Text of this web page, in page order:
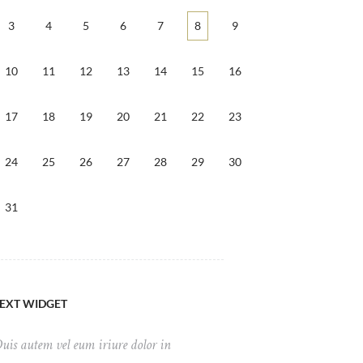
3 4 5 6 7 8 9
10 11 12 13 14 15 16
17 18 19 20 21 22 23
24 25 26 27 28 29 30
31
WIDGET
autem vel eum iriure dolor in